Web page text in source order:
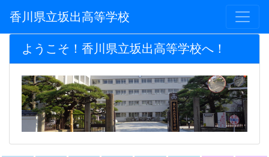
香川県立坂出高等学校
ようこそ！香川県立坂出高等学校へ！